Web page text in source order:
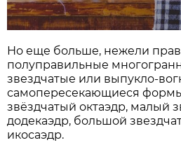
Но еще больше, нежели
полуправильные
звездчатые или выпукло-
самопересекающиеся
звёздчатый октаэдр, малый
додекаэдр, большой
икосаэдр.